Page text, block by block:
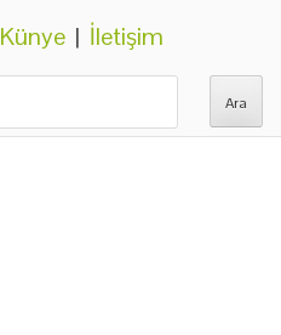
Künye | İletişim